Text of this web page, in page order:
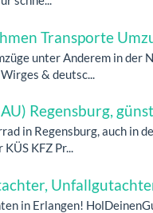
Transporte
unter Anderem in der
& deutsc...
Regensburg,
in Regensburg, auch in
KFZ Pr...
in Erlangen!